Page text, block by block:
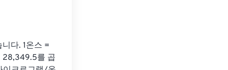
다. 1온스 =
28,349.5를 곱